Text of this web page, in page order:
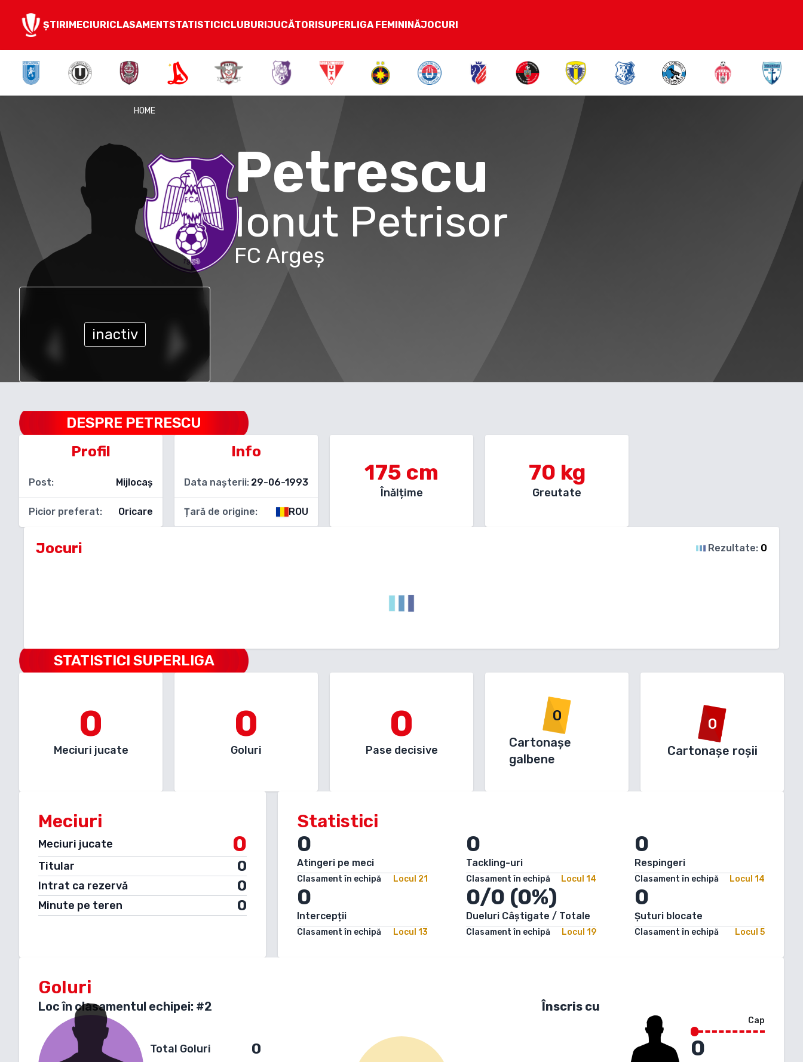
ȘTIRIMECIURICLASAMENTSTATISTICICLUBURIJUCĂTORISUPERLIGA FEMININĂJOCURI
HOME
inactiv
Petrescu
Ionut Petrisor
FC Argeș
DESPRE PETRESCU
Profil
Post: Mijlocaș
Picior preferat: Oricare
Info
Data nașterii: 29-06-1993
Țară de origine: ROU
175 cm
Înălțime
70 kg
Greutate
Jocuri Rezultate: 0
STATISTICI SUPERLIGA
0
Meciuri jucate
0
Goluri
0
Pase decisive
0
Cartonașe
galbene
0
Cartonașe roșii
Meciuri
Meciuri jucate 0
Titular 0
Intrat ca rezervă 0
Minute pe teren 0
Statistici
0
Atingeri pe meci
Clasament în echipă Locul 21
0
Tackling-uri
Clasament în echipă Locul 14
0
Respingeri
Clasament în echipă Locul 14
0
Intercepții
Clasament în echipă Locul 13
0/0 (0%)
Dueluri Câștigate / Totale
Clasament în echipă Locul 19
0
Șuturi blocate
Clasament în echipă Locul 5
Goluri
Loc în clasamentul echipei: #2
Total Goluri 0
Înscris cu
Cap
0